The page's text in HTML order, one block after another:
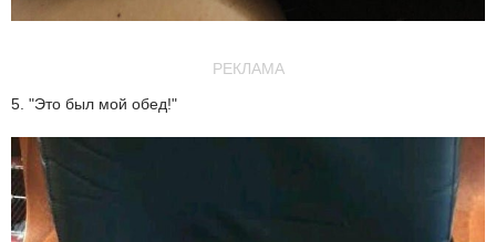
РЕКЛАМА
5. "Это был мой обед!"